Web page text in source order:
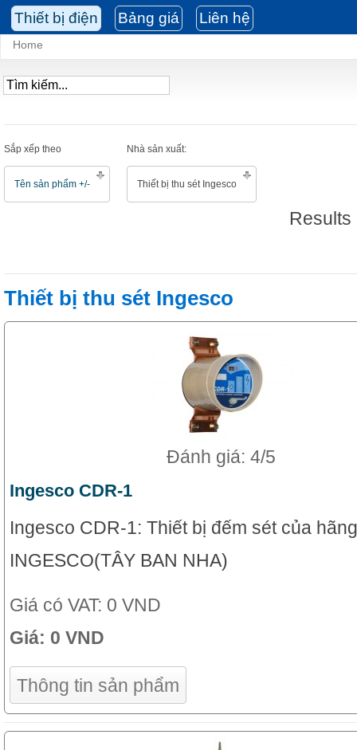
Thiết bị điện Bảng giá Liên hệ
Home
Sắp xếp theo
Tên sản phẩm +/-
Nhà sản xuất:
Thiết bị thu sét Ingesco
Results
Thiết bị thu sét Ingesco
Đánh giá: 4/5
Ingesco CDR-1
Ingesco CDR-1: Thiết bị đếm sét của hãng
INGESCO(TÂY BAN NHA)
Giá có VAT: 0 VND
Giá: 0 VND
Thông tin sản phẩm